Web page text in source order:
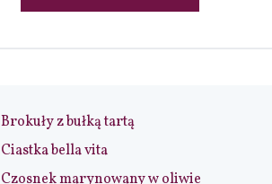
Brokuły z bułką tartą
Ciastka bella vita
Czosnek marynowany w oliwie